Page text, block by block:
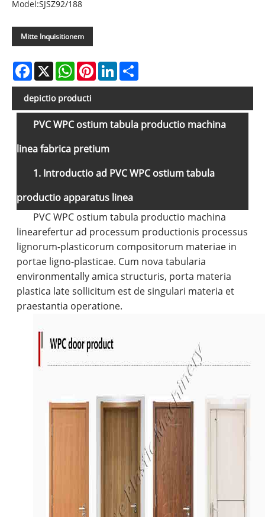
Model:SJSZ92/188
Mitte Inquisitionem
Facebook
X WhatsAppPinterestLinkedIn
depictio producti
PVC WPC ostium tabula productio machina
linea fabrica pretium
1. Introductio ad PVC WPC ostium tabula
productio apparatus linea
PVC WPC ostium tabula productio machina
linearefertur ad processum productionis processus
lignorum-plasticorum compositorum materiae in
portae ligno-plasticae. Cum nova tabularia
environmentally amica structuris, porta materia
plastica late sollicitum est de singulari materia et
praestantia operatione.